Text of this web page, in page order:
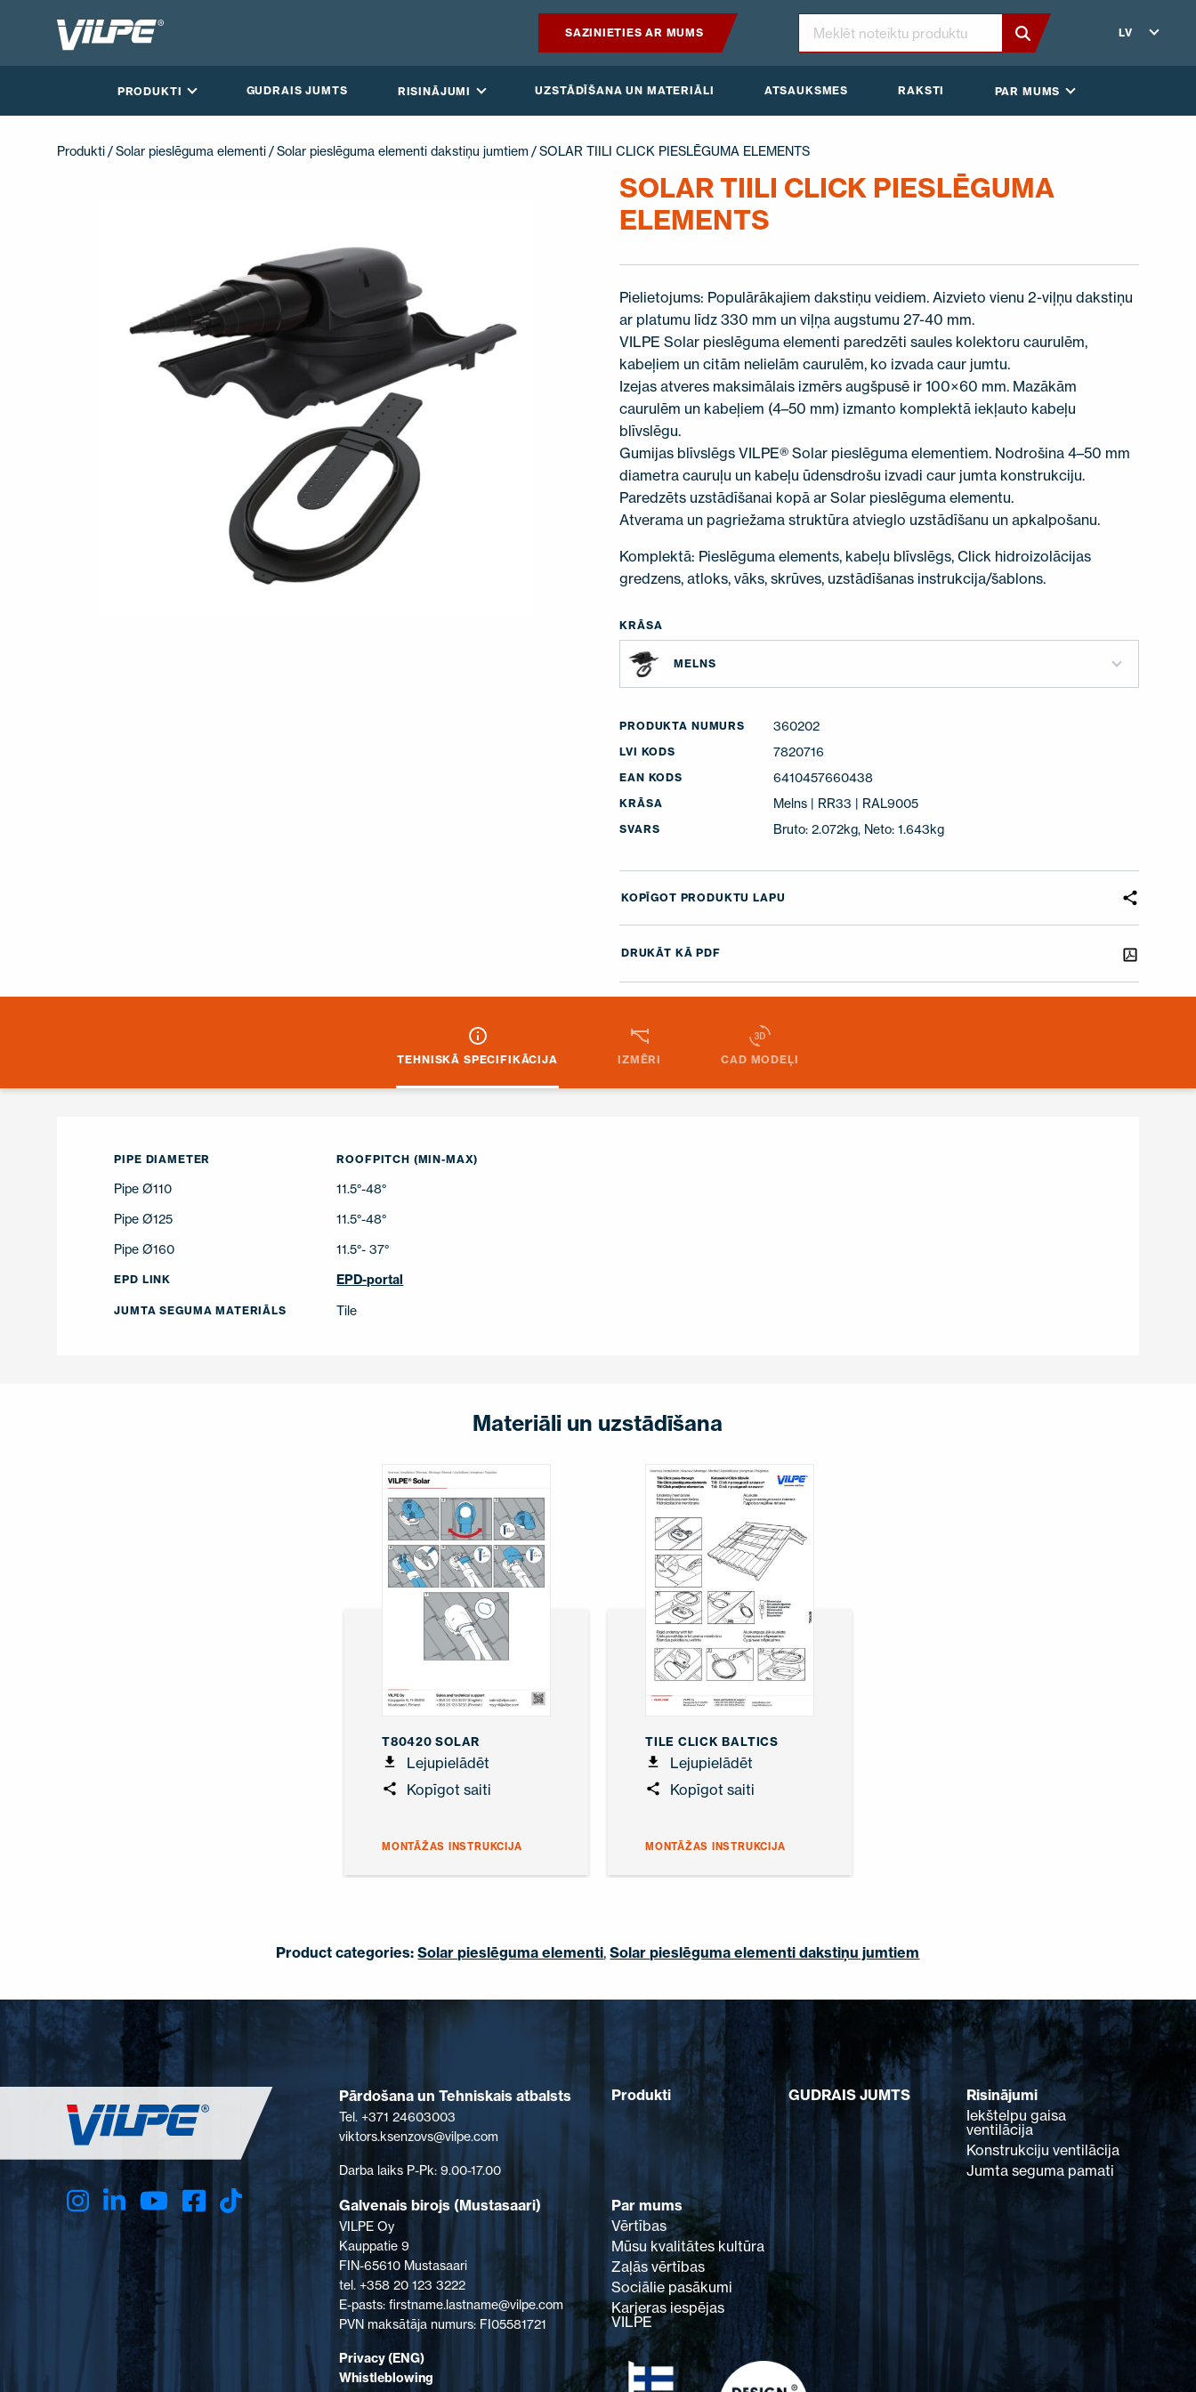
SAZINIETIES AR MUMS LV
PRODUKTI GUDRAIS JUMTS RISINĀJUMI UZSTĀDĪŠANA UN MATERIĀLI ATSAUKSMES RAKSTI PAR MUMS
UZSTĀDĪŠANA UN MATERIĀLI
ATSAUKSMES
PAR MUMS
ET UK RU
Produkti /Solar pieslēguma elementi /Solar pieslēguma elementi dakstiņu jumtiem / SOLAR TIILI CLICK PIESLĒGUMA ELEMENTS
SOLAR TIILI CLICK PIESLĒGUMA
ELEMENTS
Pielietojums: Populārākajiem dakstiņu veidiem. Aizvieto vienu 2-viļņu dakstiņu
ar platumu līdz 330 mm un viļņa augstumu 27-40 mm.
VILPE Solar pieslēguma elementi paredzēti saules kolektoru caurulēm,
kabeļiem un citām nelielām caurulēm, ko izvada caur jumtu.
Izejas atveres maksimālais izmērs augšpusē ir 100×60 mm. Mazākām
caurulēm un kabeļiem (4–50 mm) izmanto komplektā iekļauto kabeļu
blīvslēgu.
Gumijas blīvslēgs VILPE® Solar pieslēguma elementiem. Nodrošina 4–50 mm
diametra cauruļu un kabeļu ūdensdrošu izvadi caur jumta konstrukciju.
Paredzēts uzstādīšanai kopā ar Solar pieslēguma elementu.
Atverama un pagriežama struktūra atvieglo uzstādīšanu un apkalpošanu.
Komplektā: Pieslēguma elements, kabeļu blīvslēgs, Click hidroizolācijas
gredzens, atloks, vāks, skrūves, uzstādīšanas instrukcija/šablons.
KRĀSA
MELNS
PRODUKTA NUMURS 360202
LVI KODS 7820716
EAN KODS 6410457660438
KRĀSA Melns | RR33 | RAL9005
SVARS Bruto: 2.072kg, Neto: 1.643kg
KOPĪGOT PRODUKTU LAPU
DRUKĀT KĀ PDF
TEHNISKĀ SPECIFIKĀCIJA IZMĒRI CAD MODEĻI
PIPE DIAMETER ROOFPITCH (MIN-MAX)
Pipe Ø110
11.5°-48°
Pipe Ø125
11.5°-48°
Pipe Ø160
11.5°- 37°
EPD LINK EPD-portal
JUMTA SEGUMA MATERIĀLS Tile
Materiāli un uzstādīšana
T80420 SOLAR
Lejupielādēt
Kopīgot saiti
MONTĀŽAS INSTRUKCIJA
TILE CLICK BALTICS
Lejupielādēt
Kopīgot saiti
MONTĀŽAS INSTRUKCIJA
Product categories: Solar pieslēguma elementi,Solar pieslēguma elementi dakstiņu jumtiem
Pārdošana un Tehniskais atbalsts
Tel. +371 24603003
viktors.ksenzovs@vilpe.com
Darba laiks P-Pk: 9.00-17.00
Galvenais birojs (Mustasaari)
VILPE Oy
Kauppatie 9
FIN-65610 Mustasaari
tel. +358 20 123 3222
E-pasts: firstname.lastname@vilpe.com
PVN maksātāja numurs: FI05581721
Privacy (ENG)
Whistleblowing
Produkti GUDRAIS JUMTS
Risinājumi
Iekštelpu gaisa
ventilācija
Konstrukciju ventilācija
Jumta seguma pamati
Par mums
Vērtības
Mūsu kvalitātes kultūra
Zaļās vērtības
Sociālie pasākumi
Karjeras iespējas
VILPE